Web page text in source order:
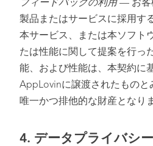
— お客
製品またはサービスに採用す
本サービス、または本ソフト
たは性能に関して提案を行っ
能、および性能は、本契約に
AppLovinに譲渡されたもの
唯一かつ排他的な財産となり
4. データプライバシ